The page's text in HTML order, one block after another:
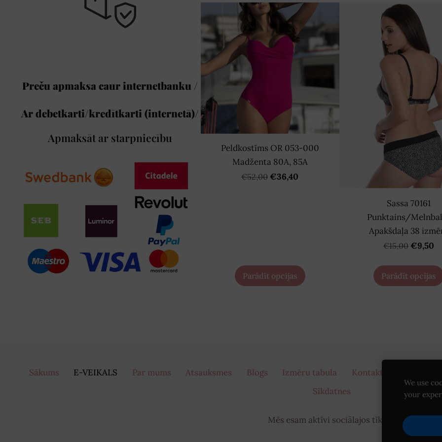
Preču apmaksa caur internetbanku /
Ar debetkarti/kredītkarti (internetā)/
Apmaksāt ar starpniecību
Peldkostīms OR 053-000
Madženta 80A, 85A
€52,00 €36,40
Parādīt opcijas
Sassa 70161
Punktains/
Apakšdaļa 38
€15,00 €9,50
Parādīt opcijas
Sākums E-VEIKALS Par mums Atsauksmes Blogs Izmēru tabula Kontakti
Sīkdatnes
Mēs esam aktīvi sociālajos tīklos
We use
your